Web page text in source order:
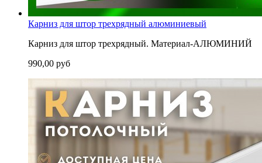
Карниз для штор трехрядный алюминиевый
Карниз для штор трехрядный. Материал-АЛЮМИНИЙ
990,00 руб